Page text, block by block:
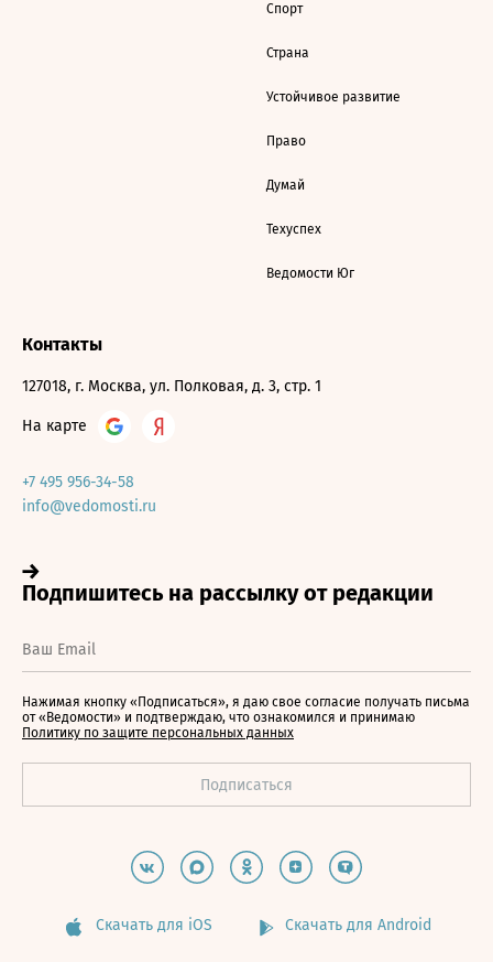
Спорт
Страна
Устойчивое развитие
Право
Думай
Техуспех
Ведомости Юг
Контакты
127018, г. Москва, ул. Полковая, д. 3, стр. 1
На карте
+7 495 956-34-58
info@vedomosti.ru
Нажимая кнопку «Подписаться», я даю свое согласие получать письма
от «Ведомости» и подтверждаю, что ознакомился и принимаю
Политику по защите персональных данных
Скачать для iOS Скачать для Android